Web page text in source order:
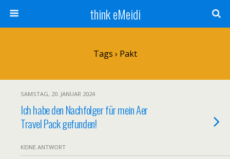
think eMeidi
Tags › Pakt
SAMSTAG, 20. JANUAR 2024
Ich habe den Nachfolger für mein Aer
Travel Pack gefunden!
KEINE ANTWORT